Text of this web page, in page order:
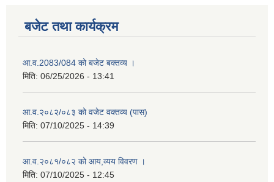
बजेट तथा कार्यक्रम
आ.व.2083/084 को बजेट बक्तव्य ।
मिति: 06/25/2026 - 13:41
आ.व.२०८२/०८३ को वजेट वक्तव्य (पास)
मिति: 07/10/2025 - 14:39
आ.व.२०८१/०८२ को आय,व्यय विवरण ।
मिति: 07/10/2025 - 12:45